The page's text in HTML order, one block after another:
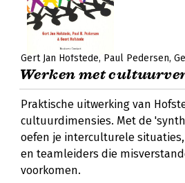
Gert Jan Hofstede Paul Pedersen
Werken met
Praktische uitwerking van
cultuurdimensies. Met de
oefen je interculturele
en teamleiders die
voorkomen.